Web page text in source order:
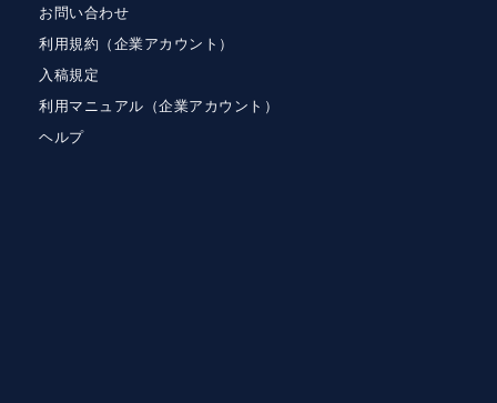
お問い合わせ
利用規約（企業アカウント）
入稿規定
利用マニュアル（企業アカウント）
ヘルプ